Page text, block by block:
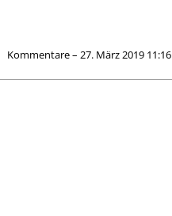
Kommentare – 27. März 2019 11:16